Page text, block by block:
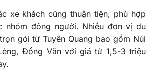
xe khách cũng thuận tiện, phù hợp
nhóm đông người. Nhiều đơn vị du
gói từ Tuyên Quang bao gồm Núi
Đồng Văn với giá từ 1,5-3 triệu